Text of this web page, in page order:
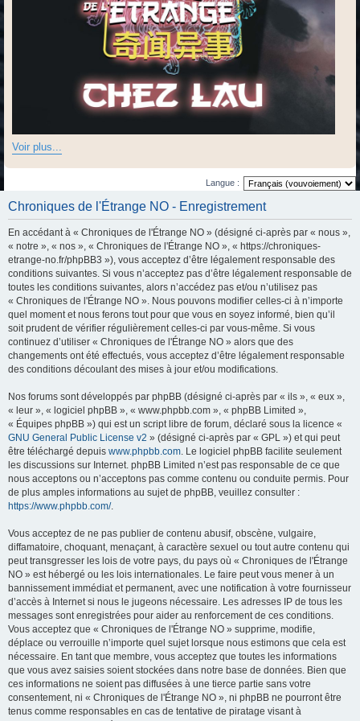
Voir plus...
Langue :
Chroniques de l'Étrange NO - Enregistrement
En accédant à « Chroniques de l'Étrange NO » (désigné ci-après par « nous »,
« notre », « nos », « Chroniques de l'Étrange NO », « https://chroniques-
etrange-no.fr/phpBB3 »), vous acceptez d’être légalement responsable des
conditions suivantes. Si vous n’acceptez pas d’être légalement responsable de
toutes les conditions suivantes, alors n’accédez pas et/ou n’utilisez pas
« Chroniques de l'Étrange NO ». Nous pouvons modifier celles-ci à n’importe
quel moment et nous ferons tout pour que vous en soyez informé, bien qu’il
soit prudent de vérifier régulièrement celles-ci par vous-même. Si vous
continuez d’utiliser « Chroniques de l'Étrange NO » alors que des
changements ont été effectués, vous acceptez d’être légalement responsable
des conditions découlant des mises à jour et/ou modifications.
Nos forums sont développés par phpBB (désigné ci-après par « ils », « eux »,
« leur », « logiciel phpBB », « www.phpbb.com », « phpBB Limited »,
« Équipes phpBB ») qui est un script libre de forum, déclaré sous la licence «
GNU General Public License v2 » (désigné ci-après par « GPL ») et qui peut
être téléchargé depuis www.phpbb.com . Le logiciel phpBB facilite seulement
les discussions sur Internet. phpBB Limited n’est pas responsable de ce que
nous acceptons ou n’acceptons pas comme contenu ou conduite permis. Pour
de plus amples informations au sujet de phpBB, veuillez consulter :
https://www.phpbb.com/.
Vous acceptez de ne pas publier de contenu abusif, obscène, vulgaire,
diffamatoire, choquant, menaçant, à caractère sexuel ou tout autre contenu qui
peut transgresser les lois de votre pays, du pays où « Chroniques de l'Étrange
NO » est hébergé ou les lois internationales. Le faire peut vous mener à un
bannissement immédiat et permanent, avec une notification à votre fournisseur
d’accès à Internet si nous le jugeons nécessaire. Les adresses IP de tous les
messages sont enregistrées pour aider au renforcement de ces conditions.
Vous acceptez que « Chroniques de l'Étrange NO » supprime, modifie,
déplace ou verrouille n’importe quel sujet lorsque nous estimons que cela est
nécessaire. En tant que membre, vous acceptez que toutes les informations
que vous avez saisies soient stockées dans notre base de données. Bien que
ces informations ne soient pas diffusées à une tierce partie sans votre
consentement, ni « Chroniques de l'Étrange NO », ni phpBB ne pourront être
tenus comme responsables en cas de tentative de piratage visant à